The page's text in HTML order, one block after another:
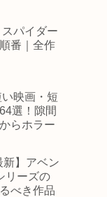
スパイダー
番｜全作
映画・短
選！隙間
らホラー
新】アベン
リーズの
べき作品